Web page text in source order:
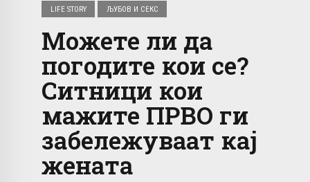
LIFE STORY ЉУБОВ И СЕКС
Можете ли да
погодите кои се?
Ситници кои
мажите ПРВО ги
забележуваат кај
жената